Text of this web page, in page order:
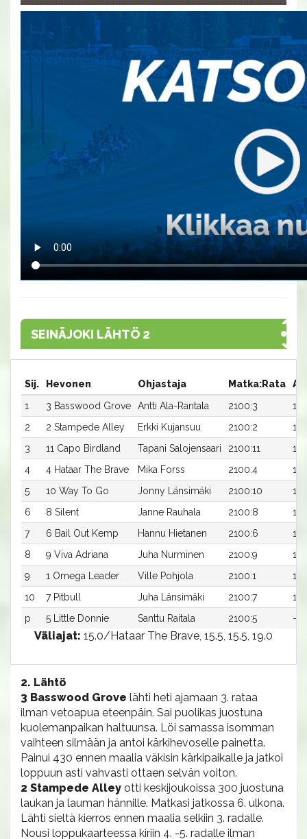
SEINÄJOKI LÄHTÖ 2
Sij. Hevonen Ohjastaja Matka:Rata
1
3 Basswood Grove Antti Ala-Rantala 2100:3
2
2 Stampede Alley Erkki Kujansuu 2100:2
3
11 Capo Birdland Tapani Salojensaari 2100:11
4
4 Hataar The Brave Mika Forss 2100:4
5
10 Way To Go Jonny Länsimäki 2100:10
6
8 Silent Janne Rauhala 2100:8
7
6 Bail Out Kemp Hannu Hietanen 2100:6
8
9 Viva Adriana Juha Nurminen 2100:9
9
1 Omega Leader Ville Pohjola 2100:1
10
7 Pitbull Juha Länsimäki 2100:7
p
5 Little Donnie Santtu Raitala 2100:5 -a
Väliajat: 15.0/Hataar The Brave, 15.5, 15.5, 19.0
2. Lähtö
3 Basswood Grove lähti heti ajamaan 3. rataa
ilman vetoapua eteenpäin. Sai puolikas juostuna
kuolemanpaikan haltuunsa. Löi samassa isomman
vaihteen silmään ja antoi kärkihevoselle painetta.
Painui 430 ennen maalia väkisin kärkipaikalle ja jatkoi
loppuun asti vahvasti ottaen selvän voiton.
2 Stampede Alley otti keskijoukoissa 300 juostuna
laukan ja lauman hännille. Matkasi jatkossa 6. ulkona.
Lähti sieltä kierros ennen maalia selkiin 3. radalle.
Nousi loppukaarteessa kiriin 4. -5. radalle ilman